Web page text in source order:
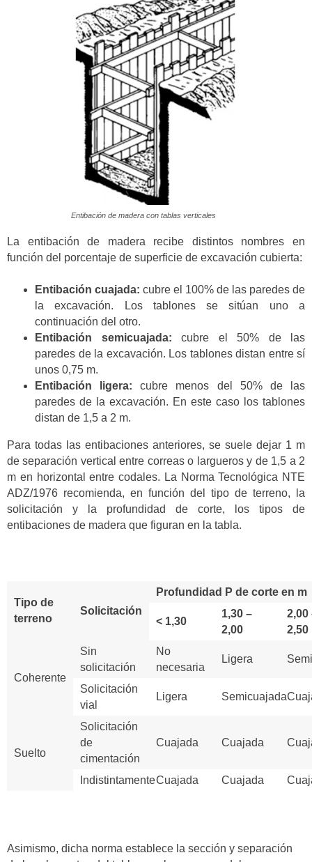
Entibación de madera con tablas verticales
La entibación de madera recibe distintos nombres en
función del porcentaje de superficie de excavación cubierta:
Entibación cuajada: cubre el 100% de las paredes de
la excavación. Los tablones se sitúan uno a
continuación del otro.
Entibación semicuajada: cubre el 50% de las
paredes de la excavación. Los tablones distan entre sí
unos 0,75 m.
Entibación ligera: cubre menos del 50% de las
paredes de la excavación. En este caso los tablones
distan de 1,5 a 2 m.
Para todas las entibaciones anteriores, se suele dejar 1 m
de separación vertical entre correas o largueros y de 1,5 a 2
m en horizontal entre codales. La Norma Tecnológica NTE
ADZ/1976 recomienda, en función del tipo de terreno, la
solicitación y la profundidad de corte, los tipos de
entibaciones de madera que figuran en la tabla.
Tipo de
terreno
Solicitación
Profundidad P de corte en m
< 1,30
1,30 –
2,00
2,00
2,50
Coherente
Sin
solicitación
No
necesaria
Ligera
Solicitación
vial
Ligera Semicuajada
Suelto
Solicitación
de
cimentación
Cuajada Cuajada
IndistintamenteCuajada Cuajada
Asimismo, dicha norma establece la sección y separación